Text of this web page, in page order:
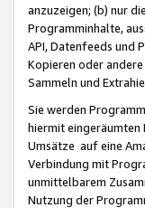
anzuzeigen; (b) nur
Programminhalte,
API, Datenfeeds und
Kopieren oder
Sammeln und
Sie werden
hiermit eingeräumten
Umsätze auf eine
Verbindung mit
unmittelbarem
Nutzung der